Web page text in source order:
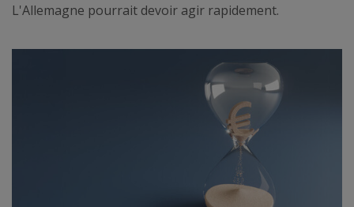
L'Allemagne pourrait devoir agir rapidement.